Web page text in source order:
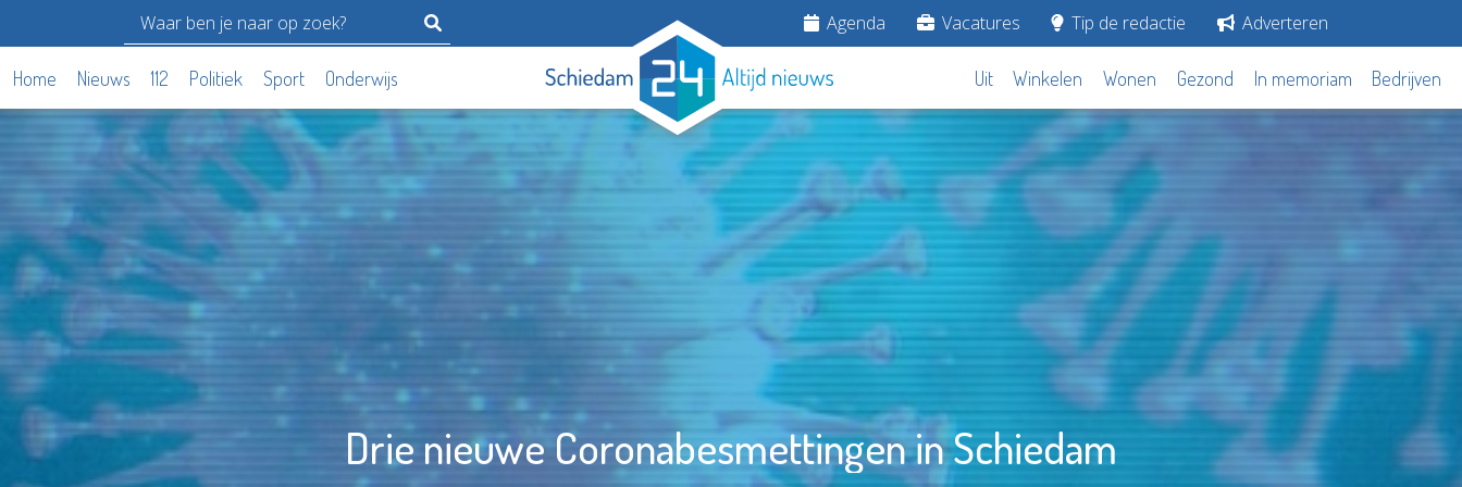
Agenda Vacatures Tip de redactie Adverteren
Home Nieuws 112 Politiek Sport Onderwijs Uit Winkelen Wonen Gezond In memoriam Bedrijven
Drie nieuwe Coronabesmettingen in Schiedam